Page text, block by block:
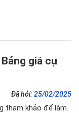
giá cụ
Đã hỏi: 25/02/2025
tham khảo để làm.